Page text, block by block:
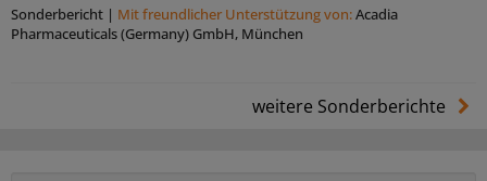
Sonderbericht | Mit freundlicher Unterstützung von:Acadia
Pharmaceuticals (Germany) GmbH, München
weitere Sonderberichte